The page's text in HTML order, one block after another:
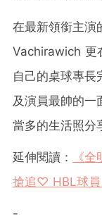
在最新領銜主演
Vachirawich 更
自己的桌球專長
及演員最帥的
當多的生活照分
延伸閱讀：
《
搶追♡ HBL球員
-